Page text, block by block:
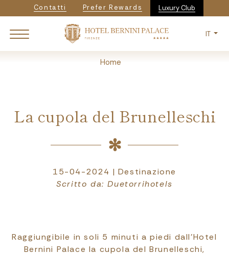
al
contenuto
Navigazione secondaria
Contatti Prefer Rewards Luxury Club
IT
BreadcrumbHome
La cupola del Brunelleschi
15-04-2024 | Destinazione
Scritto da: Duetorrihotels
Raggiungibile in soli 5 minuti a piedi dall’Hotel
Bernini Palace la cupola del Brunelleschi,